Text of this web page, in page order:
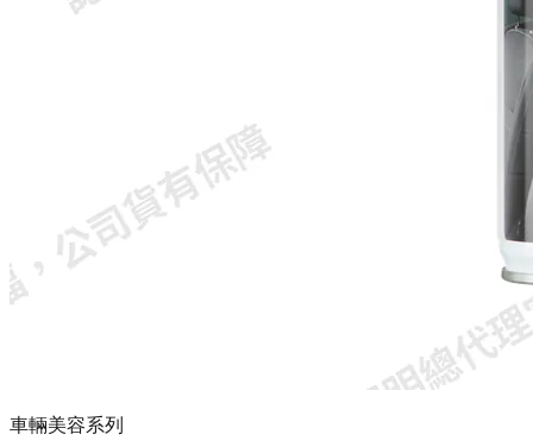
車輛美容系列